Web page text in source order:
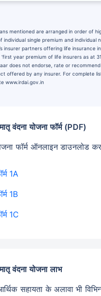
mentioned are arranged in order of
individual single premium and individual
insurer partners offering life insurance
year premium of life insurers as at
does not endorse, rate or
offered by any insurer. For complete
www.irdai.gov.in
मातृ वंदना योजना फॉर्म (PDF)
फॉर्म ऑनलाइन डाउनलोड
1A
1B
1C
मातृ वंदना योजना लाभ
सहायता के अलावा भी